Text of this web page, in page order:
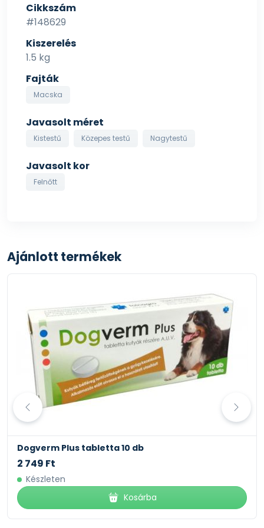
olajokból származó tokoferol kivonatok 10 mg.
Energia érték: M.E. (CEN) 3687kcal/kg - 15.42MJ/kg.
Cikkszám
#148629
Kiszerelés
1.5 kg
Fajták
Macska
Javasolt méret
Kistestű Közepes testű Nagytestű
Javasolt kor
Felnőtt
Ajánlott termékek
Dogverm Plus tabletta 10 db
2 749 Ft
Készleten
Kosárba